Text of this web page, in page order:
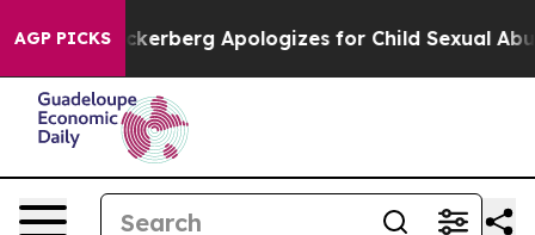
AGP PICKS
Zuckerberg Apologizes for Child Sexual Abuse